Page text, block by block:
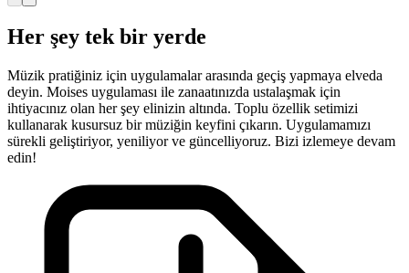
Her şey tek bir yerde
Müzik pratiğiniz için uygulamalar arasında geçiş yapmaya elveda
deyin. Moises uygulaması ile zanaatınızda ustalaşmak için
ihtiyacınız olan her şey elinizin altında. Toplu özellik setimizi
kullanarak kusursuz bir müziğin keyfini çıkarın. Uygulamamızı
sürekli geliştiriyor, yeniliyor ve güncelliyoruz. Bizi izlemeye devam
edin!